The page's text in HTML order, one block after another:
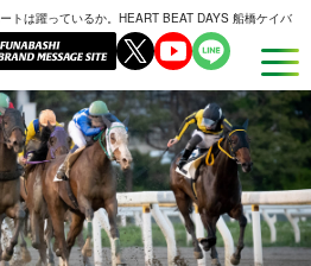
トは躍っているか。HEART BEAT DAYS 船橋ケイバ